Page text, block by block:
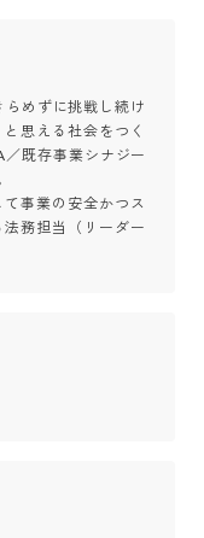
めずに挑戦し続け
思える社会をつく
既存事業シナジー
事業の安全かつス
務担当（リーダー